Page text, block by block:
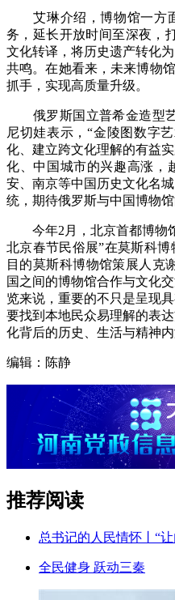
艾琳介绍，博物馆一方面
务，延长开放时间至深夜，
文化转译，将历史遗产转化
共鸣。在她看来，未来博物
抓手，实现高质量升级。
俄罗斯国立普希金造型艺
尼切娃表示，“金陵图数字
化、建立跨文化理解的有益
化、中国城市的兴趣高涨，
安、南京等中国历史文化名
统，期待俄罗斯与中国博物馆
今年2月，北京首都博物
北京春节民俗展”在莫斯科
目的莫斯科博物馆策展人克
国之间的博物馆合作与文化
览来说，重要的不只是呈现
要找到本地民众易理解的表
化背后的历史、生活与精神内
编辑：陈静
推荐阅读
总书记的人民情怀丨“
全民健身 跃动三秦